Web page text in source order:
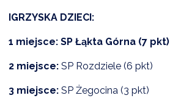
IGRZYSKA DZIECI:
1 miejsce: SP Łąkta Górna (7 pkt)
2 miejsce: SP Rozdziele (6 pkt)
3 miejsce: SP Żegocina (3 pkt)